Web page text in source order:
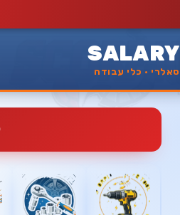
SALARY
סאלרי · כלי עבודה